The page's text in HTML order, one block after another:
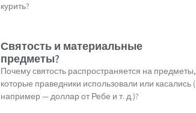
курить?
Святость и материальные
предметы?
Почему святость распространяется на предметы,
которые праведники использовали или касались (
например — доллар от Ребе и т. д.)?